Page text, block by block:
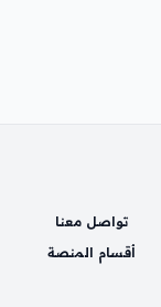
تواصل معنا
أقسام المنصة